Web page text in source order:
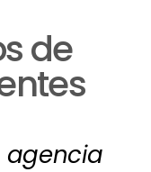
de
agencia